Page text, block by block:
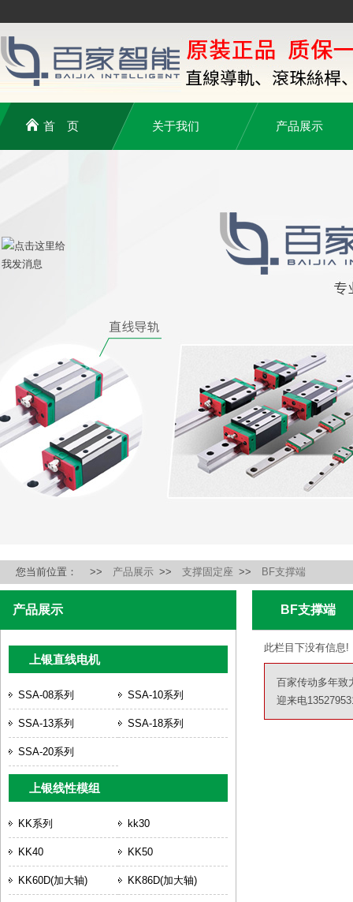
首 页 关于我们 产品展示
您当前位置： >> 产品展示 >> 支撑固定座 >> BF支撑端
产品展示
上银直线电机
SSA-08系列 SSA-10系列
SSA-13系列 SSA-18系列
SSA-20系列
上银线性模组
KK系列 kk30
KK40 KK50
KK60D(加大轴) KK86D(加大轴)
BF支撑端
此栏目下没有信息!
百家传动多年致
迎来电